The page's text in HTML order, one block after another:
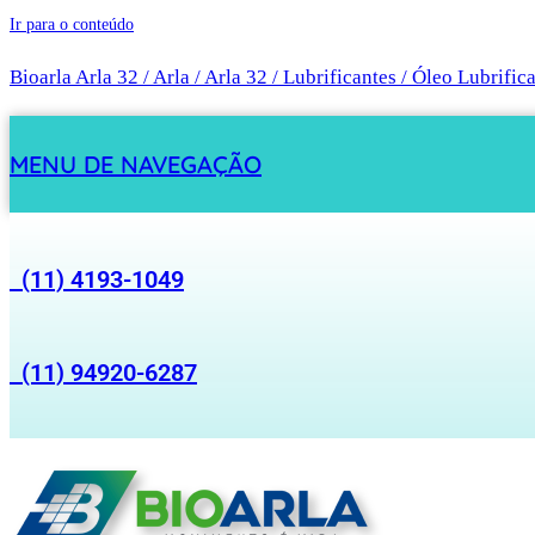
Ir para o conteúdo
Bioarla Arla 32 / Arla / Arla 32 / Lubrificantes / Óleo
MENU DE NAVEGAÇÃO
(11) 4193-1049
(11) 94920-6287